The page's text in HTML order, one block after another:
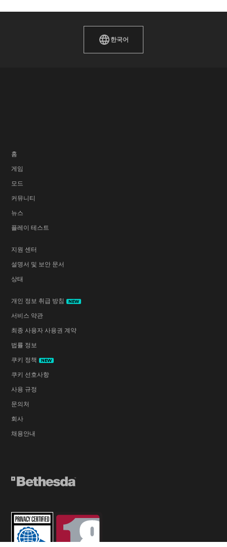
한국어
홈
게임
모드
커뮤니티
뉴스
플레이 테스트
지원 센터
설명서 및 보안 문서
상태
개인 정보 취급 방침 NEW
서비스 약관
최종 사용자 사용권 계약
법률 정보
쿠키 정책
NEW
쿠키 선호사항
사용 규정
문의처
회사
채용안내